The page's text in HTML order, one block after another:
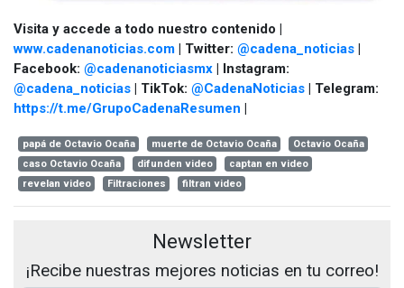
Visita y accede a todo nuestro contenido |
www.cadenanoticias.com | Twitter: @cadena_noticias |
Facebook: @cadenanoticiasmx | Instagram:
@cadena_noticias | TikTok: @CadenaNoticias | Telegram:
https://t.me/GrupoCadenaResumen |
papá de Octavio Ocaña muerte de Octavio Ocaña
Octavio Ocaña
caso Octavio Ocaña
difunden video
captan en video
revelan video
Filtraciones filtran video
Newsletter
¡Recibe nuestras mejores noticias en tu correo!